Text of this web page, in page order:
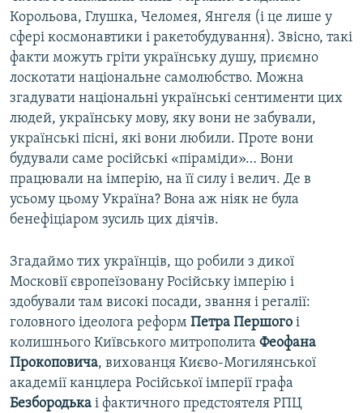
Корольова, Глушка, Челомея, Янгеля (і це лише у
сфері космонавтики і ракетобудування). Звісно, такі
факти можуть гріти українську душу, приємно
лоскотати національне самолюбство. Можна
згадувати національні українські сентименти цих
людей, українську мову, яку вони не забували,
українські пісні, які вони любили. Проте вони
будували саме російські «піраміди»… Вони
працювали на імперію, на її силу і велич. Де в
усьому цьому Україна? Вона аж ніяк не була
бенефіціаром зусиль цих діячів.
Згадаймо тих українців, що робили з дикої
Московії європеїзовану Російську імперію і
здобували там високі посади, звання і регалії:
головного ідеолога реформ Петра Першого і
колишнього Київського митрополита Феофана
Прокоповича, вихованця Києво-Могилянської
академії канцлера Російської імперії графа
Безбородька і фактичного предстоятеля РПЦ